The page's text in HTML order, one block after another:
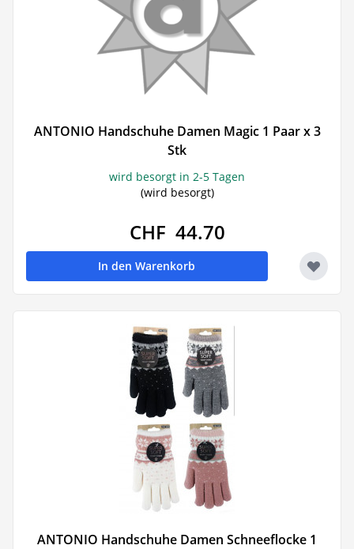
ANTONIO Handschuhe Damen Magic 1 Paar x 3
Stk
wird besorgt in 2-5 Tagen
(wird besorgt)
CHF 44.70
In den Warenkorb
ANTONIO Handschuhe Damen Schneeflocke 1